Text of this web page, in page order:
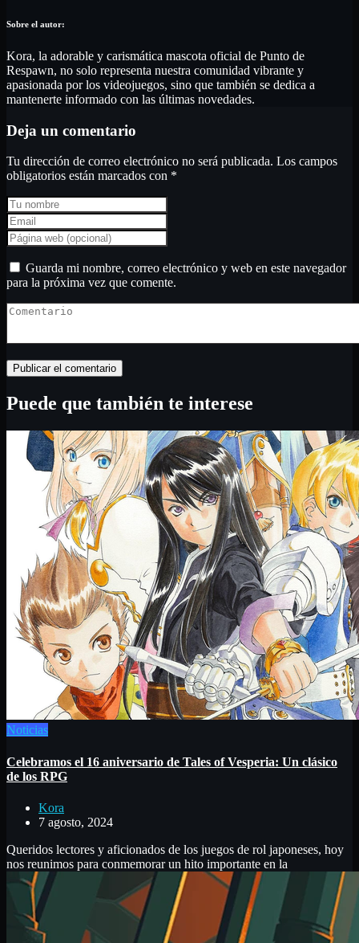
Kora, la adorable y carismática mascota oficial de Punto de
Respawn, no solo representa nuestra comunidad vibrante y
apasionada por los videojuegos, sino que también se dedica a
mantenerte informado con las últimas novedades.
Deja un comentario
Tu dirección de correo electrónico no será publicada. Los campos
obligatorios están marcados con *
Guarda mi nombre, correo electrónico y web en este navegador
para la próxima vez que comente.
Puede que también te interese
Noticias
Celebramos el 16 aniversario de Tales of Vesperia: Un clásico
de los RPG
Kora
7 agosto, 2024
Queridos lectores y aficionados de los juegos de rol japoneses, hoy
nos reunimos para conmemorar un hito importante en la